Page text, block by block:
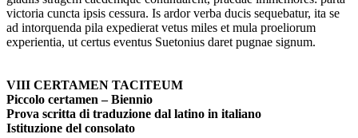
victoria cuncta ipsis cessura. Is ardor verba ducis sequebatur, ita se
ad intorquenda pila expedierat vetus miles et mula proeliorum
experientia, ut certus eventus Suetonius daret pugnae signum.
VIII CERTAMEN TACITEUM
Piccolo certamen – Biennio
Prova scritta di traduzione dal latino in italiano
Istituzione del consolato